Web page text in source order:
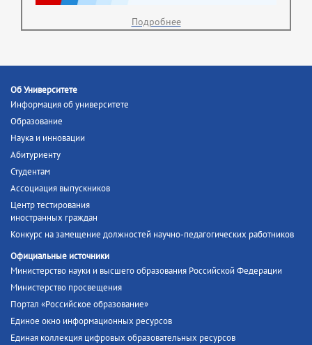
Подробнее
Об Университете
Информация об университете
Образование
Наука и инновации
Абитуриенту
Студентам
Ассоциация выпускников
Центр тестирования
иностранных граждан
Конкурс на замещение должностей научно-педагогических работников
Официальные источники
Министерство науки и высшего образования Российской Федерации
Министерство просвещения
Портал «Российское образование»
Единое окно информационных ресурсов
Единая коллекция цифровых образовательных ресурсов